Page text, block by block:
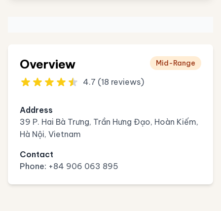
Overview
4.7 (18 reviews)
Mid-Range
Address
39 P. Hai Bà Trưng, Trần Hưng Đạo, Hoàn Kiếm,
Hà Nội, Vietnam
Contact
Phone: +84 906 063 895